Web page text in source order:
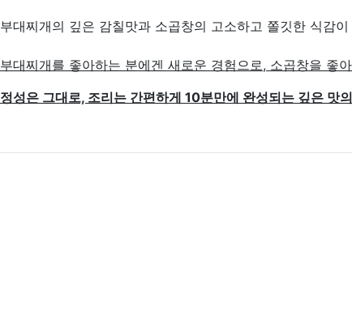
부대찌개의 깊은 감칠맛과 소곱창의 고소하고 쫄깃한 식감
부대찌개를 좋아하는 분에겐 새로운 경험으로, 소곱창을 좋
정성은 그대로, 조리는 간편하게 10분만에 완성되는 깊은 맛